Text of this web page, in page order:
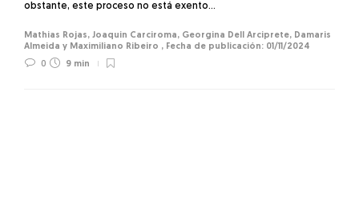
obstante, este proceso no está exento…
Mathias Rojas, Joaquin Carciroma, Georgina Dell Arciprete, Damaris
Almeida y Maximiliano Ribeiro ,
01/11/2024
0
9 min